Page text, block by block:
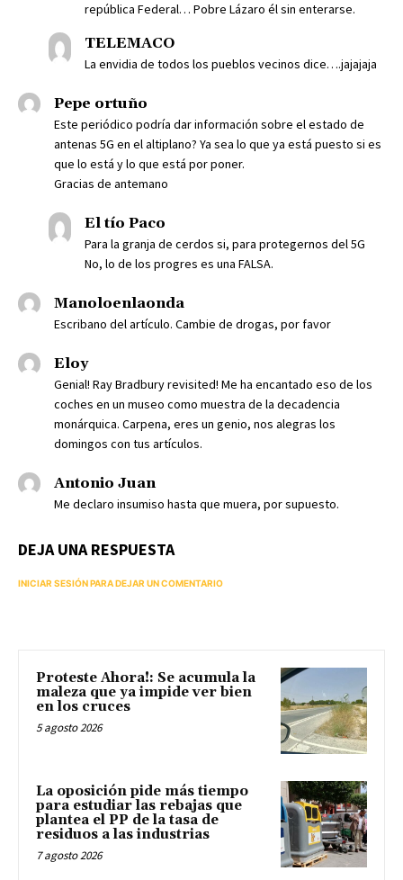
república Federal… Pobre Lázaro él sin enterarse.
TELEMACO
La envidia de todos los pueblos vecinos dice….jajajaja
Pepe ortuño
Este periódico podría dar información sobre el estado de
antenas 5G en el altiplano? Ya sea lo que ya está puesto si es
que lo está y lo que está por poner.
Gracias de antemano
El tío Paco
Para la granja de cerdos si, para protegernos del 5G
No, lo de los progres es una FALSA.
Manoloenlaonda
Escribano del artículo. Cambie de drogas, por favor
Eloy
Genial! Ray Bradbury revisited! Me ha encantado eso de los
coches en un museo como muestra de la decadencia
monárquica. Carpena, eres un genio, nos alegras los
domingos con tus artículos.
Antonio Juan
Me declaro insumiso hasta que muera, por supuesto.
DEJA UNA RESPUESTA
INICIAR SESIÓN PARA DEJAR UN COMENTARIO
Proteste Ahora!: Se acumula la
maleza que ya impide ver bien
en los cruces
5 agosto 2026
La oposición pide más tiempo
para estudiar las rebajas que
plantea el PP de la tasa de
residuos a las industrias
7 agosto 2026